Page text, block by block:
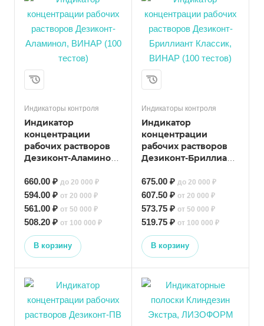
Индикаторы контроля
Индикатор
концентрации
рабочих растворов
Дезиконт-Аламинол,
660.00 ₽ до 20 000 ₽
594.00 ₽ от 20 000 ₽
561.00 ₽ от 50 000 ₽
508.20 ₽ от 100 000 ₽
В корзину
Индикаторы контроля
Индикатор
концентрации
рабочих растворов
Дезиконт-Бриллиант
тестов)
675.00 ₽ до 20 000 ₽
607.50 ₽ от 20 000 ₽
573.75 ₽ от 50 000 ₽
519.75 ₽ от 100 000 ₽
В корзину